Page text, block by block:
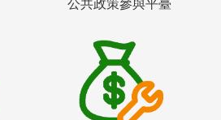
公共政策參與平臺